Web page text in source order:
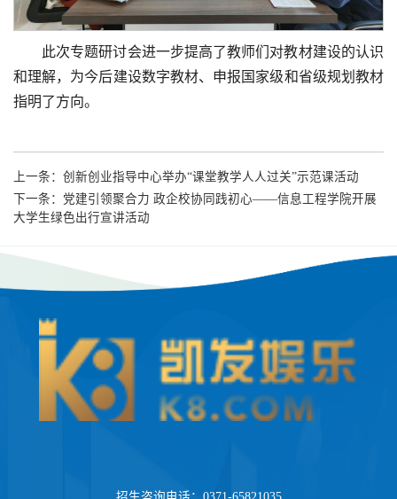
此次专题研讨会进一步提高了教师们对教材建设的认识
和理解，为今后建设数字教材、申报国家级和省级规划教材
指明了方向。
上一条： 创新创业指导中心举办“课堂教学人人过关”示范课活动
下一条： 党建引领聚合力 政企校协同践初心——信息工程学院开展
大学生绿色出行宣讲活动